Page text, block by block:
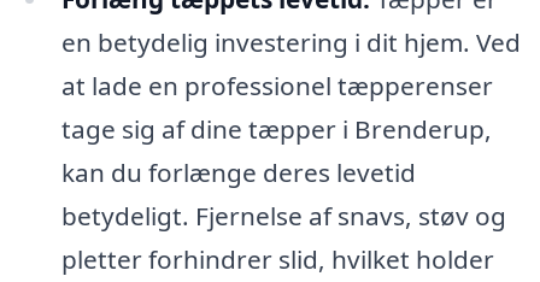
en betydelig investering i dit hjem. Ved
at lade en professionel tæpperenser
tage sig af dine tæpper i Brenderup,
kan du forlænge deres levetid
betydeligt. Fjernelse af snavs, støv og
pletter forhindrer slid, hvilket holder